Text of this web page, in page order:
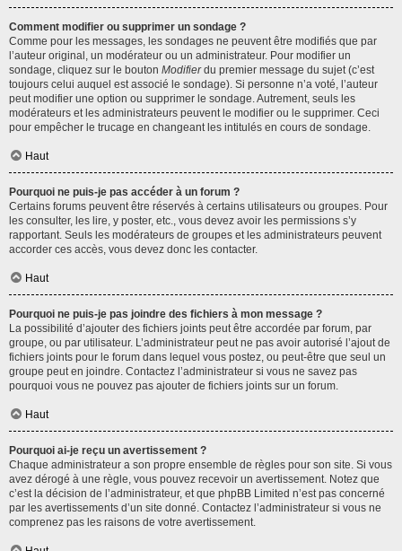
Comment modifier ou supprimer un sondage ?
Comme pour les messages, les sondages ne peuvent être modifiés que par
l’auteur original, un modérateur ou un administrateur. Pour modifier un
sondage, cliquez sur le bouton Modifierdu premier message du sujet (c’est
toujours celui auquel est associé le sondage). Si personne n’a voté, l’auteur
peut modifier une option ou supprimer le sondage. Autrement, seuls les
modérateurs et les administrateurs peuvent le modifier ou le supprimer. Ceci
pour empêcher le trucage en changeant les intitulés en cours de sondage.
Haut
Pourquoi ne puis-je pas accéder à un forum ?
Certains forums peuvent être réservés à certains utilisateurs ou groupes. Pour
les consulter, les lire, y poster, etc., vous devez avoir les permissions s’y
rapportant. Seuls les modérateurs de groupes et les administrateurs peuvent
accorder ces accès, vous devez donc les contacter.
Haut
Pourquoi ne puis-je pas joindre des fichiers à mon message ?
La possibilité d’ajouter des fichiers joints peut être accordée par forum, par
groupe, ou par utilisateur. L’administrateur peut ne pas avoir autorisé l’ajout de
fichiers joints pour le forum dans lequel vous postez, ou peut-être que seul un
groupe peut en joindre. Contactez l’administrateur si vous ne savez pas
pourquoi vous ne pouvez pas ajouter de fichiers joints sur un forum.
Haut
Pourquoi ai-je reçu un avertissement ?
Chaque administrateur a son propre ensemble de règles pour son site. Si vous
avez dérogé à une règle, vous pouvez recevoir un avertissement. Notez que
c’est la décision de l’administrateur, et que phpBB Limited n’est pas concerné
par les avertissements d’un site donné. Contactez l’administrateur si vous ne
comprenez pas les raisons de votre avertissement.